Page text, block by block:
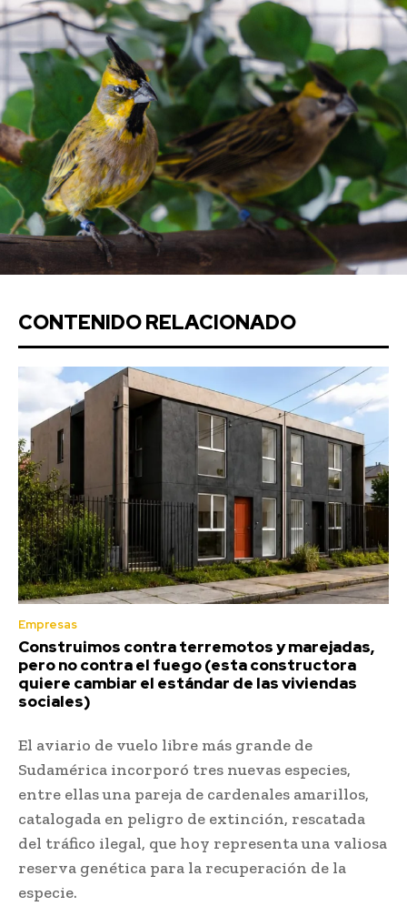
CONTENIDO RELACIONADO
Empresas
Construimos contra terremotos y marejadas,
pero no contra el fuego (esta constructora
quiere cambiar el estándar de las viviendas
sociales)
El aviario de vuelo libre más grande de
Sudamérica incorporó tres nuevas especies,
entre ellas una pareja de cardenales amarillos,
catalogada en peligro de extinción, rescatada
del tráfico ilegal, que hoy representa una valiosa
reserva genética para la recuperación de la
especie.